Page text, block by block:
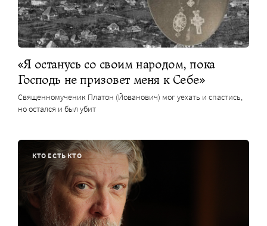
«Я останусь со своим народом, пока
Господь не призовет меня к Себе»
Священномученик Платон (Йованович) мог уехать и спастись,
но остался и был убит
КТО ЕСТЬ КТО